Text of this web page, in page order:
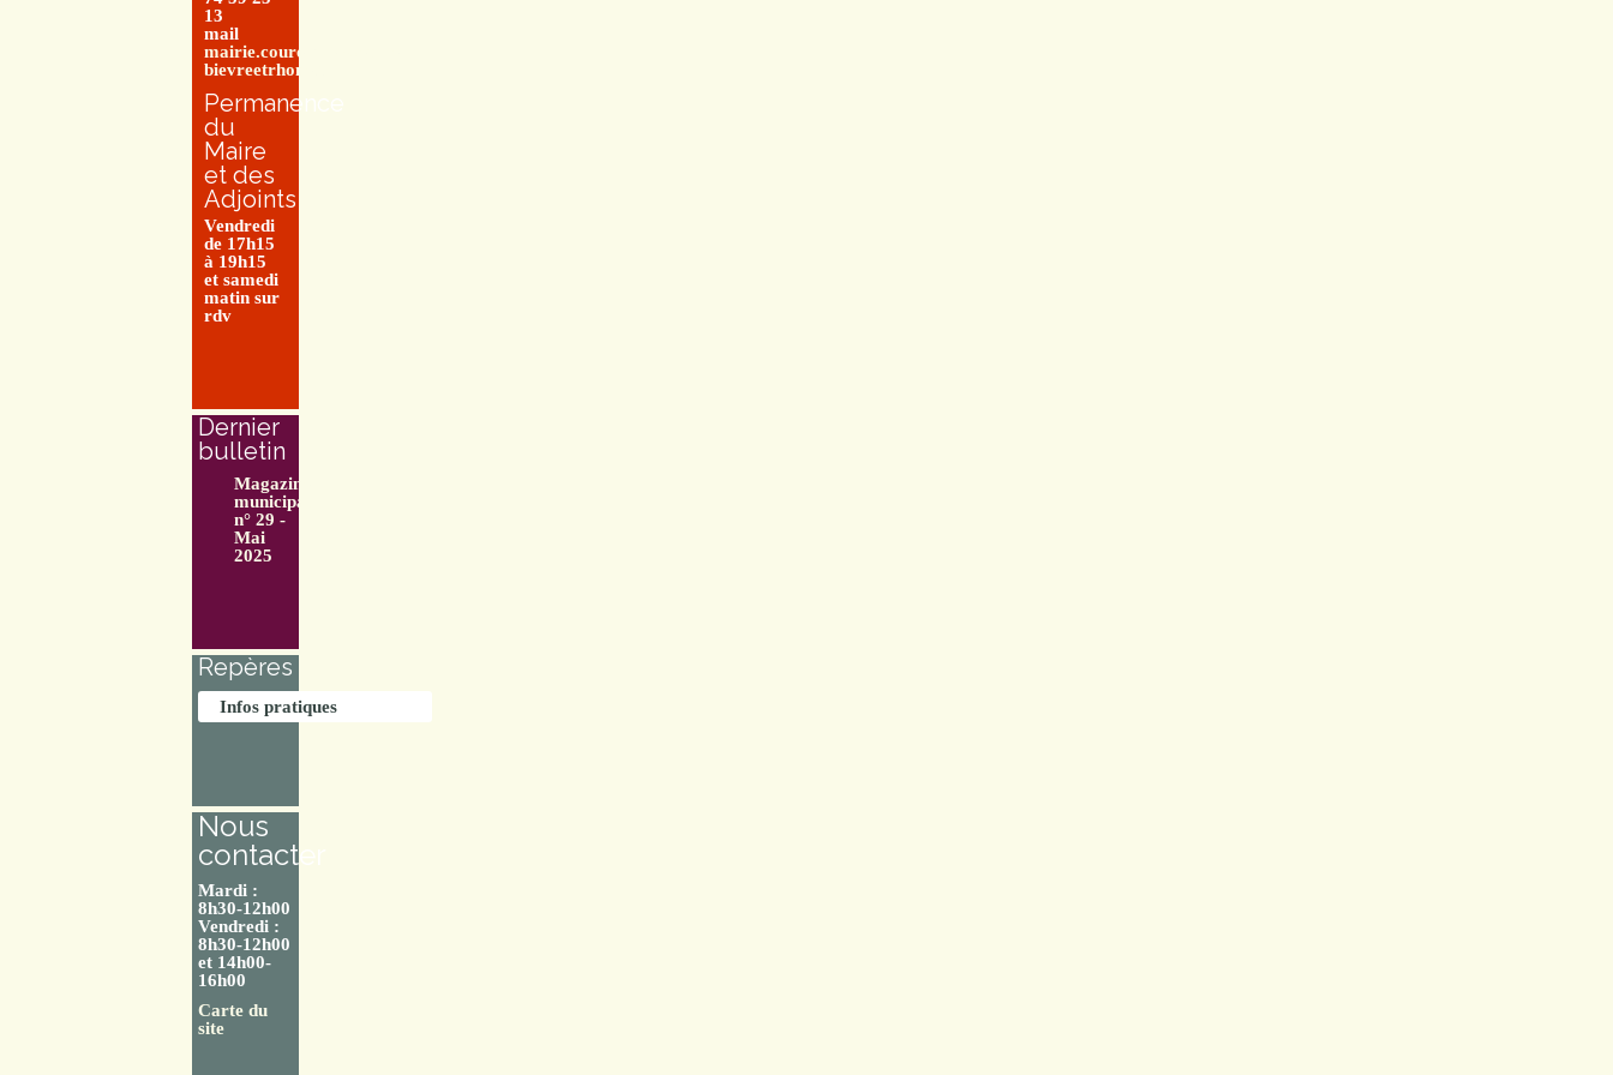
13
mail
mairie.couretbuis@entre-
bievreetrhone.fr
Permanence
du
Maire
et des
Adjoints
Vendredi
de 17h15
à 19h15
et samedi
matin sur
rdv
Dernier
bulletin
Magazine
municipal
n° 29 -
Mai
2025
Repères
Infos pratiques
Nous
contacter
Mardi :
8h30-12h00
Vendredi :
8h30-12h00
et 14h00-
16h00
Carte du
site